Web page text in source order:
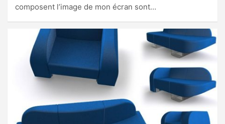
composent l’image de mon écran sont…